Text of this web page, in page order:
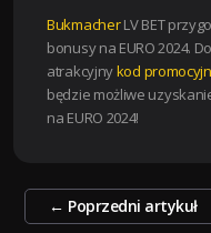
BukmacherLV BET
bonusy na EURO 2024.
atrakcyjnykod
będzie możliwe
na EURO 2024!
Zobacz
← Poprzedni artykuł